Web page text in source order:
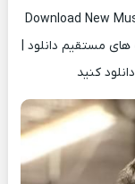
Download New
مستقیم دانلود |
کنید